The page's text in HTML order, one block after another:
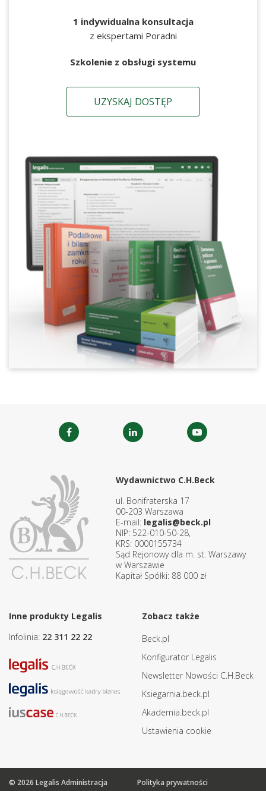
1 indywidualna konsultacja
z ekspertami Poradni
Szkolenie z obsługi systemu
UZYSKAJ DOSTĘP
Wydawnictwo C.H.Beck
ul. Bonifraterska 17
00-203 Warszawa
E-mail: legalis@beck.pl
NIP: 522-010-50-28,
KRS: 0000155734
Sąd Rejonowy dla m. st. Warszawy
w Warszawie
Kapitał Spółki: 88 000 zł
Inne produkty Legalis
Infolinia: 22 311 22 22
Zobacz także
Beck.pl
Konfigurator Legalis
Newsletter Nowości C.H.Beck
Ksiegarnia.beck.pl
Akademia.beck.pl
Ustawienia cookie
© 2026 Legalis Administracja Polityka prywatności